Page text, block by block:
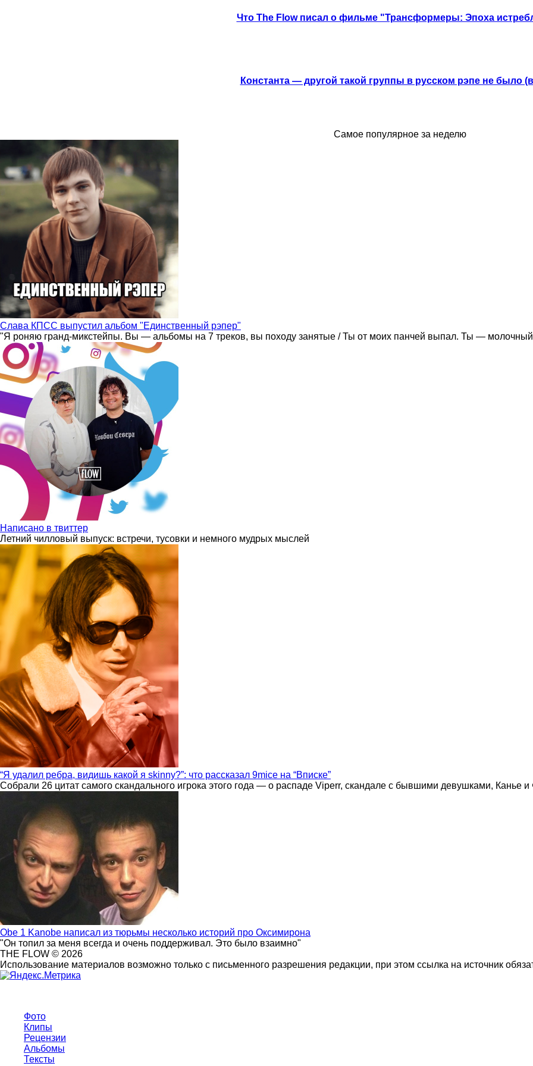
Что The Flow писал о фильме "Трансформеры: Эпоха
Константа — другой такой группы в русском рэпе не было
Самое популярное за неделю
Слава КПСС выпустил альбом "Единственный рэпер"
"Я роняю гранд-микстейпы. Вы — альбомы на 7 треков, вы походу занятые / Ты от моих панчей выпал. Ты —
Написано в твиттер
Летний чилловый выпуск: встречи, тусовки и немного мудрых мыслей
“Я удалил ребра, видишь какой я skinny?”: что рассказал 9mice на “Вписке”
Собрали 26 цитат самого скандального игрока этого года — о распаде Viperr, скандале с бывшими девушками, Канье
Obe 1 Kanobe написал из тюрьмы несколько историй про Оксимирона
"Он топил за меня всегда и очень поддерживал. Это было взаимно"
THE FLOW © 2026
Использование материалов возможно только с письменного разрешения редакции, при этом ссылка на источник
Фото
Клипы
Рецензии
Альбомы
Тексты